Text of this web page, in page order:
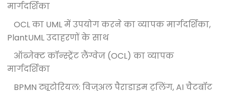
मार्गदर्शिका
OCL का UML में उपयोग करने का व्यापक मार्गदर्शिका,
PlantUML उदाहरणों के साथ
ऑब्जेक्ट कॉन्स्ट्रेंट लैंग्वेज (OCL) का व्यापक
मार्गदर्शिका
BPMN ट्यूटोरियल: विजुअल पैराडाइम टूलिंग, AI चैटबॉट